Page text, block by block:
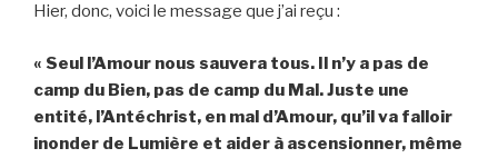
Hier, donc, voici le message que j’ai reçu :
« Seul l’Amour nous sauvera tous. Il n’y a pas de
camp du Bien, pas de camp du Mal. Juste une
entité, l’Antéchrist, en mal d’Amour, qu’il va falloir
inonder de Lumière et aider à ascensionner, même